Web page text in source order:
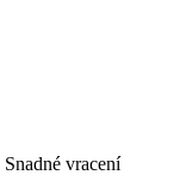
Snadné vracení